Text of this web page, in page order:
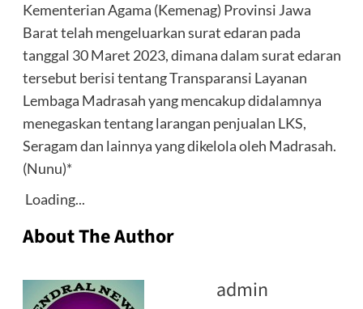
Kementerian Agama (Kemenag) Provinsi Jawa
Barat telah mengeluarkan surat edaran pada
tanggal 30 Maret 2023, dimana dalam surat edaran
tersebut berisi tentang Transparansi Layanan
Lembaga Madrasah yang mencakup didalamnya
menegaskan tentang larangan penjualan LKS,
Seragam dan lainnya yang dikelola oleh Madrasah.
(Nunu)*
Loading...
About The Author
admin